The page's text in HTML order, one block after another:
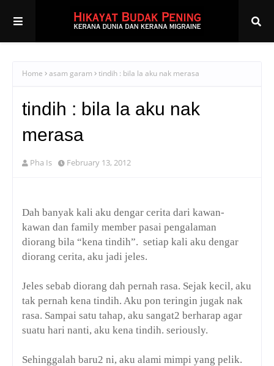
Home asam garam tindih : bila la aku nak merasa
tindih : bila la aku nak
merasa
Pha Is February 13, 2012
Dah banyak kali aku dengar cerita dari kawan-
kawan dan family member pasai pengalaman
diorang bila “kena tindih”. setiap kali aku dengar
diorang cerita, aku jadi jeles.
Jeles sebab diorang dah pernah rasa. Sejak kecil, aku
tak pernah kena tindih. Aku pon teringin jugak nak
rasa. Sampai satu tahap, aku sangat2 berharap agar
suatu hari nanti, aku kena tindih. seriously.
Sehinggalah baru2 ni, aku alami mimpi yang pelik.